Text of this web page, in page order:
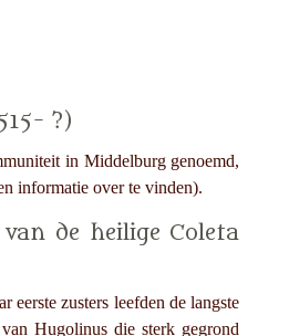
?)
in Middelburg genoemd,
informatie over te vinden).
de heilige Coleta
eerste zusters leefden de langste
Hugolinus die sterk gegrond